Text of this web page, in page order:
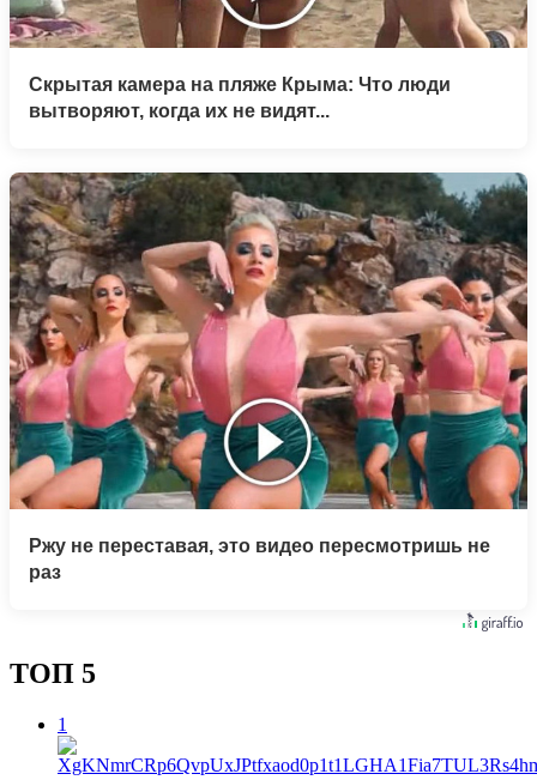
Скрытая камера на пляже Крыма: Что люди
вытворяют, когда их не видят...
Ржу не переставая, это видео пересмотришь не
раз
ТОП 5
1